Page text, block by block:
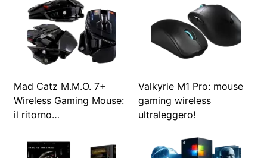
Mad Catz M.M.O. 7+
Wireless Gaming Mouse:
il ritorno…
Valkyrie M1 Pro: mouse
gaming wireless
ultraleggero!